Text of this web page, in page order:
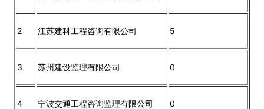
2 江苏建科工程咨询有限公司 5
3 苏州建设监理有限公司 0
4 宁波交通工程咨询监理有限公司 0